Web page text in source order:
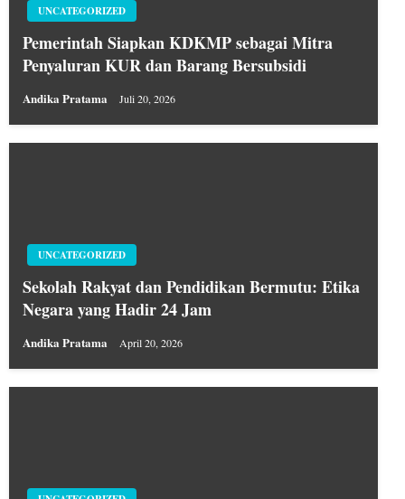
UNCATEGORIZED
Pemerintah Siapkan KDKMP sebagai Mitra
Penyaluran KUR dan Barang Bersubsidi
Andika Pratama Juli 20, 2026
UNCATEGORIZED
Sekolah Rakyat dan Pendidikan Bermutu: Etika
Negara yang Hadir 24 Jam
Andika Pratama April 20, 2026